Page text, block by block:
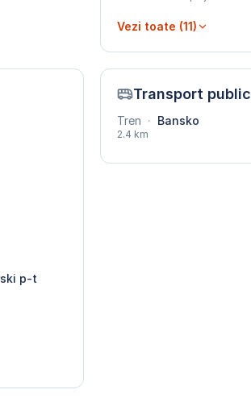
Vezi toate (11)
p-t
Transport public
Tren · Bansko
2.4 km